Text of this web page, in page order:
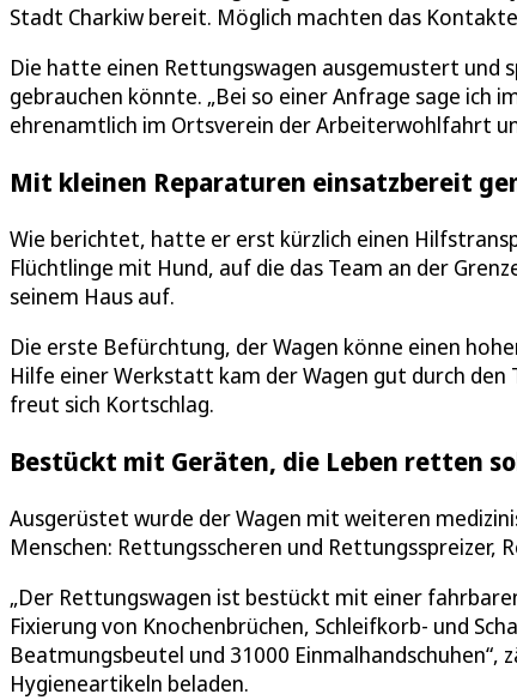
Stadt Charkiw bereit. Möglich machten das
Die hatte einen Rettungswagen ausgemustert und
gebrauchen könnte. „Bei so einer Anfrage sage ich
ehrenamtlich im Ortsverein der Arbeiterwohlfahrt
Mit kleinen Reparaturen einsatzbereit
Wie berichtet, hatte er erst kürzlich einen
Flüchtlinge mit Hund, auf die das Team an der
seinem Haus auf.
Die erste Befürchtung, der Wagen könne einen
Hilfe einer Werkstatt kam der Wagen gut durch den
freut sich Kortschlag.
Bestückt mit Geräten, die Leben retten
Ausgerüstet wurde der Wagen mit weiteren
Menschen: Rettungsscheren und Rettungsspreizer,
„Der Rettungswagen ist bestückt mit einer
Fixierung von Knochenbrüchen, Schleifkorb- und
Beatmungsbeutel und 31000
Hygieneartikeln beladen.